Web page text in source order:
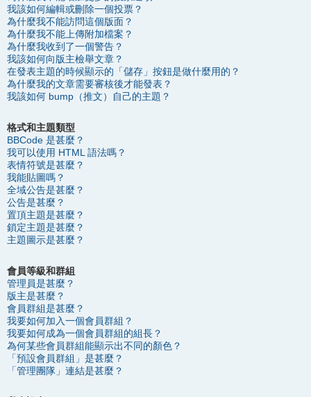
我該如何編輯或刪除一個投票？
為什麼我不能訪問這個版面？
為什麼我不能上傳附加檔案？
為什麼我收到了一個警告？
我該如何向版主檢舉文章？
在發表主題的時候顯示的「儲存」按鈕是做什麼用的？
為什麼我的文章需要審核後才能發表？
我該如何 bump（推文）自己的主題？
格式和主題類型
BBCode 是甚麼？
我可以使用 HTML 語法嗎？
表情符號是甚麼？
我能貼圖嗎？
全域公告是甚麼？
公告是甚麼？
置頂主題是甚麼？
鎖定主題是甚麼？
主題圖示是甚麼？
會員等級和群組
管理員是甚麼？
版主是甚麼？
會員群組是甚麼？
我要如何加入一個會員群組？
我要如何成為一個會員群組的組長？
為何某些會員群組能顯示出不同的顏色？
「預設會員群組」是甚麼？
「管理團隊」連結是甚麼？